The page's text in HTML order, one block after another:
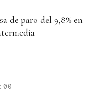
de paro del 9,8% en